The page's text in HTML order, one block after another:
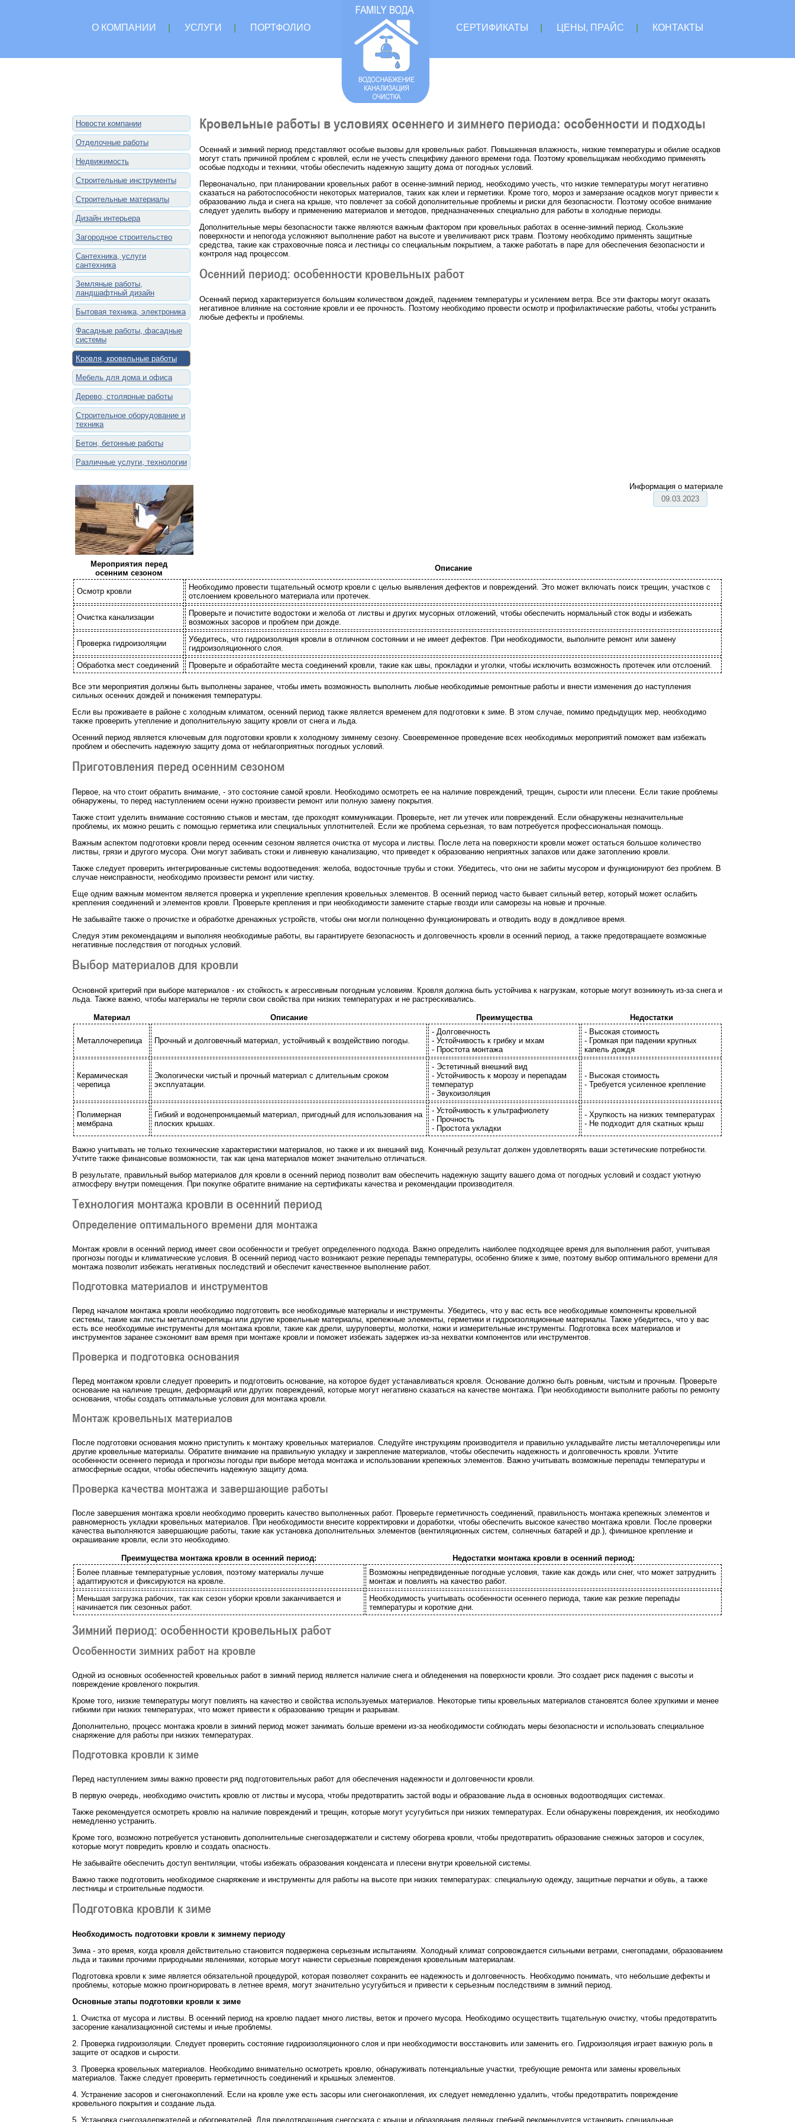
О КОМПАНИИ УСЛУГИ ПОРТФОЛИО СЕРТИФИКАТЫ ЦЕНЫ, ПРАЙС КОНТАКТЫ
Новости компании
Отделочные работы
Недвижимость
Строительные инструменты
Строительные материалы
Дизайн интерьера
Загородное строительство
Сантехника, услуги
сантехника
Земляные работы,
ландшафтный дизайн
Бытовая техника, электроника
Фасадные работы, фасадные
системы
Кровля, кровельные работы
Мебель для дома и офиса
Дерево, столярные работы
Строительное оборудование и
техника
Бетон, бетонные работы
Различные услуги, технологии
Кровельные работы в условиях осеннего и зимнего периода: особенности и подходы
Информация о материале
09.03.2023
Осенний и зимний период представляют особые вызовы для кровельных работ. Повышенная влажность, низкие температуры и обилие осадков
могут стать причиной проблем с кровлей, если не учесть специфику данного времени года. Поэтому кровельщикам необходимо применять
особые подходы и техники, чтобы обеспечить надежную защиту дома от погодных условий.
Первоначально, при планировании кровельных работ в осенне-зимний период, необходимо учесть, что низкие температуры могут негативно
сказаться на работоспособности некоторых материалов, таких как клеи и герметики. Кроме того, мороз и замерзание осадков могут привести к
образованию льда и снега на крыше, что повлечет за собой дополнительные проблемы и риски для безопасности. Поэтому особое внимание
следует уделить выбору и применению материалов и методов, предназначенных специально для работы в холодные периоды.
Дополнительные меры безопасности также являются важным фактором при кровельных работах в осенне-зимний период. Скользкие
поверхности и непогода усложняют выполнение работ на высоте и увеличивают риск травм. Поэтому необходимо применять защитные
средства, такие как страховочные пояса и лестницы со специальным покрытием, а также работать в паре для обеспечения безопасности и
контроля над процессом.
Осенний период: особенности кровельных работ
Осенний период характеризуется большим количеством дождей, падением температуры и усилением ветра. Все эти факторы могут оказать
негативное влияние на состояние кровли и ее прочность. Поэтому необходимо провести осмотр и профилактические работы, чтобы устранить
любые дефекты и проблемы.
Мероприятия перед
осенним сезоном
Описание
Осмотр кровли
Необходимо провести тщательный осмотр кровли с целью выявления дефектов и повреждений. Это может включать поиск трещин, участков с
отслоением кровельного материала или протечек.
Очистка канализации
Проверьте и почистите водостоки и желоба от листвы и других мусорных отложений, чтобы обеспечить нормальный сток воды и избежать
возможных засоров и проблем при дожде.
Проверка гидроизоляции
Убедитесь, что гидроизоляция кровли в отличном состоянии и не имеет дефектов. При необходимости, выполните ремонт или замену
гидроизоляционного слоя.
Обработка мест соединений
Проверьте и обработайте места соединений кровли, такие как швы, прокладки и уголки, чтобы исключить возможность протечек или отслоений.
Все эти мероприятия должны быть выполнены заранее, чтобы иметь возможность выполнить любые необходимые ремонтные работы и внести изменения до наступления
сильных осенних дождей и понижения температуры.
Если вы проживаете в районе с холодным климатом, осенний период также является временем для подготовки к зиме. В этом случае, помимо предыдущих мер, необходимо
также проверить утепление и дополнительную защиту кровли от снега и льда.
Осенний период является ключевым для подготовки кровли к холодному зимнему сезону. Своевременное проведение всех необходимых мероприятий поможет вам избежать
проблем и обеспечить надежную защиту дома от неблагоприятных погодных условий.
Приготовления перед осенним сезоном
Первое, на что стоит обратить внимание, - это состояние самой кровли. Необходимо осмотреть ее на наличие повреждений, трещин, сырости или плесени. Если такие проблемы
обнаружены, то перед наступлением осени нужно произвести ремонт или полную замену покрытия.
Также стоит уделить внимание состоянию стыков и местам, где проходят коммуникации. Проверьте, нет ли утечек или повреждений. Если обнаружены незначительные
проблемы, их можно решить с помощью герметика или специальных уплотнителей. Если же проблема серьезная, то вам потребуется профессиональная помощь.
Важным аспектом подготовки кровли перед осенним сезоном является очистка от мусора и листвы. После лета на поверхности кровли может остаться большое количество
листвы, грязи и другого мусора. Они могут забивать стоки и ливневую канализацию, что приведет к образованию неприятных запахов или даже затоплению кровли.
Также следует проверить интегрированные системы водоотведения: желоба, водосточные трубы и стоки. Убедитесь, что они не забиты мусором и функционируют без проблем. В
случае неисправности, необходимо произвести ремонт или чистку.
Еще одним важным моментом является проверка и укрепление крепления кровельных элементов. В осенний период часто бывает сильный ветер, который может ослабить
крепления соединений и элементов кровли. Проверьте крепления и при необходимости замените старые гвозди или саморезы на новые и прочные.
Не забывайте также о прочистке и обработке дренажных устройств, чтобы они могли полноценно функционировать и отводить воду в дождливое время.
Следуя этим рекомендациям и выполняя необходимые работы, вы гарантируете безопасность и долговечность кровли в осенний период, а также предотвращаете возможные
негативные последствия от погодных условий.
Выбор материалов для кровли
Основной критерий при выборе материалов - их стойкость к агрессивным погодным условиям. Кровля должна быть устойчива к нагрузкам, которые могут возникнуть из-за снега и
льда. Также важно, чтобы материалы не теряли свои свойства при низких температурах и не растрескивались.
Материал Описание Преимущества Недостатки
Металлочерепица Прочный и долговечный материал, устойчивый к воздействию погоды.
- Долговечность
- Устойчивость к грибку и мхам
- Простота монтажа
- Высокая стоимость
- Громкая при падении крупных
капель дождя
Керамическая
черепица
Экологически чистый и прочный материал с длительным сроком
эксплуатации.
- Эстетичный внешний вид
- Устойчивость к морозу и перепадам
температур
- Звукоизоляция
- Высокая стоимость
- Требуется усиленное крепление
Полимерная
мембрана
Гибкий и водонепроницаемый материал, пригодный для использования на
плоских крышах.
- Устойчивость к ультрафиолету
- Прочность
- Простота укладки
- Хрупкость на низких температурах
- Не подходит для скатных крыш
Важно учитывать не только технические характеристики материалов, но также и их внешний вид. Конечный результат должен удовлетворять ваши эстетические потребности.
Учтите также финансовые возможности, так как цена материалов может значительно отличаться.
В результате, правильный выбор материалов для кровли в осенний период позволит вам обеспечить надежную защиту вашего дома от погодных условий и создаст уютную
атмосферу внутри помещения. При покупке обратите внимание на сертификаты качества и рекомендации производителя.
Технология монтажа кровли в осенний период
Определение оптимального времени для монтажа
Монтаж кровли в осенний период имеет свои особенности и требует определенного подхода. Важно определить наиболее подходящее время для выполнения работ, учитывая
прогнозы погоды и климатические условия. В осенний период часто возникают резкие перепады температуры, особенно ближе к зиме, поэтому выбор оптимального времени для
монтажа позволит избежать негативных последствий и обеспечит качественное выполнение работ.
Подготовка материалов и инструментов
Перед началом монтажа кровли необходимо подготовить все необходимые материалы и инструменты. Убедитесь, что у вас есть все необходимые компоненты кровельной
системы, такие как листы металлочерепицы или другие кровельные материалы, крепежные элементы, герметики и гидроизоляционные материалы. Также убедитесь, что у вас
есть все необходимые инструменты для монтажа кровли, такие как дрели, шуруповерты, молотки, ножи и измерительные инструменты. Подготовка всех материалов и
инструментов заранее сэкономит вам время при монтаже кровли и поможет избежать задержек из-за нехватки компонентов или инструментов.
Проверка и подготовка основания
Перед монтажом кровли следует проверить и подготовить основание, на которое будет устанавливаться кровля. Основание должно быть ровным, чистым и прочным. Проверьте
основание на наличие трещин, деформаций или других повреждений, которые могут негативно сказаться на качестве монтажа. При необходимости выполните работы по ремонту
основания, чтобы создать оптимальные условия для монтажа кровли.
Монтаж кровельных материалов
После подготовки основания можно приступить к монтажу кровельных материалов. Следуйте инструкциям производителя и правильно укладывайте листы металлочерепицы или
другие кровельные материалы. Обратите внимание на правильную укладку и закрепление материалов, чтобы обеспечить надежность и долговечность кровли. Учтите
особенности осеннего периода и прогнозы погоды при выборе метода монтажа и использовании крепежных элементов. Важно учитывать возможные перепады температуры и
атмосферные осадки, чтобы обеспечить надежную защиту дома.
Проверка качества монтажа и завершающие работы
После завершения монтажа кровли необходимо проверить качество выполненных работ. Проверьте герметичность соединений, правильность монтажа крепежных элементов и
равномерность укладки кровельных материалов. При необходимости внесите корректировки и доработки, чтобы обеспечить высокое качество монтажа кровли. После проверки
качества выполняются завершающие работы, такие как установка дополнительных элементов (вентиляционных систем, солнечных батарей и др.), финишное крепление и
окрашивание кровли, если это необходимо.
Преимущества монтажа кровли в осенний период:
Недостатки монтажа кровли в осенний период:
Более плавные температурные условия, поэтому материалы лучше
адаптируются и фиксируются на кровле.
Возможны непредвиденные погодные условия, такие как дождь или снег, что может затруднить
монтаж и повлиять на качество работ.
Меньшая загрузка рабочих, так как сезон уборки кровли заканчивается и
начинается пик сезонных работ.
Необходимость учитывать особенности осеннего периода, такие как резкие перепады
температуры и короткие дни.
Зимний период: особенности кровельных работ
Особенности зимних работ на кровле
Одной из основных особенностей кровельных работ в зимний период является наличие снега и обледенения на поверхности кровли. Это создает риск падения с высоты и
повреждение кровленого покрытия.
Кроме того, низкие температуры могут повлиять на качество и свойства используемых материалов. Некоторые типы кровельных материалов становятся более хрупкими и менее
гибкими при низких температурах, что может привести к образованию трещин и разрывам.
Дополнительно, процесс монтажа кровли в зимний период может занимать больше времени из-за необходимости соблюдать меры безопасности и использовать специальное
снаряжение для работы при низких температурах.
Подготовка кровли к зиме
Перед наступлением зимы важно провести ряд подготовительных работ для обеспечения надежности и долговечности кровли.
В первую очередь, необходимо очистить кровлю от листвы и мусора, чтобы предотвратить застой воды и образование льда в основных водоотводящих системах.
Также рекомендуется осмотреть кровлю на наличие повреждений и трещин, которые могут усугубиться при низких температурах. Если обнаружены повреждения, их необходимо
немедленно устранить.
Кроме того, возможно потребуется установить дополнительные снегозадержатели и систему обогрева кровли, чтобы предотвратить образование снежных заторов и сосулек,
которые могут повредить кровлю и создать опасность.
Не забывайте обеспечить доступ вентиляции, чтобы избежать образования конденсата и плесени внутри кровельной системы.
Важно также подготовить необходимое снаряжение и инструменты для работы на высоте при низких температурах: специальную одежду, защитные перчатки и обувь, а также
лестницы и строительные подмости.
Подготовка кровли к зиме
Необходимость подготовки кровли к зимнему периоду
Зима - это время, когда кровля действительно становится подвержена серьезным испытаниям. Холодный климат сопровождается сильными ветрами, снегопадами, образованием
льда и такими прочими природными явлениями, которые могут нанести серьезные повреждения кровельным материалам.
Подготовка кровли к зиме является обязательной процедурой, которая позволяет сохранить ее надежность и долговечность. Необходимо понимать, что небольшие дефекты и
проблемы, которые можно проигнорировать в летнее время, могут значительно усугубиться и привести к серьезным последствиям в зимний период.
Основные этапы подготовки кровли к зиме
1. Очистка от мусора и листвы. В осенний период на кровлю падает много листвы, веток и прочего мусора. Необходимо осуществить тщательную очистку, чтобы предотвратить
засорение канализационной системы и иные проблемы.
2. Проверка гидроизоляции. Следует проверить состояние гидроизоляционного слоя и при необходимости восстановить или заменить его. Гидроизоляция играет важную роль в
защите от осадков и сырости.
3. Проверка кровельных материалов. Необходимо внимательно осмотреть кровлю, обнаруживать потенциальные участки, требующие ремонта или замены кровельных
материалов. Также следует проверить герметичность соединений и крышных элементов.
4. Устранение засоров и снегонакоплений. Если на кровле уже есть засоры или снегонакопления, их следует немедленно удалить, чтобы предотвратить повреждение
кровельного покрытия и создание льда.
5. Установка снегозадержателей и обогревателей. Для предотвращения снегоската с крыши и образования ледяных гребней рекомендуется установить специальные